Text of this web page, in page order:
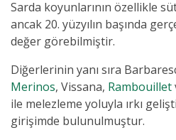
Sarda koyunlarının özellikle
ancak 20. yüzyılın başında
değer görebilmiştir.
Diğerlerinin yanı sıra
Merinos, Vissana, Rambouillet
ile melezleme yoluyla ırkı
girişimde bulunulmuştur.